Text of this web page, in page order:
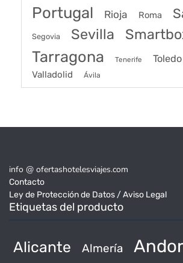
Portugal Rioja Roma
Segovia Sevilla
Tarragona Tenerife Toledo
Valladolid Ávila
info @ ofertashotelesviajes.com
Contacto
Ley de Protección de Datos / Aviso Legal
Etiquetas del producto
Alicante Almería